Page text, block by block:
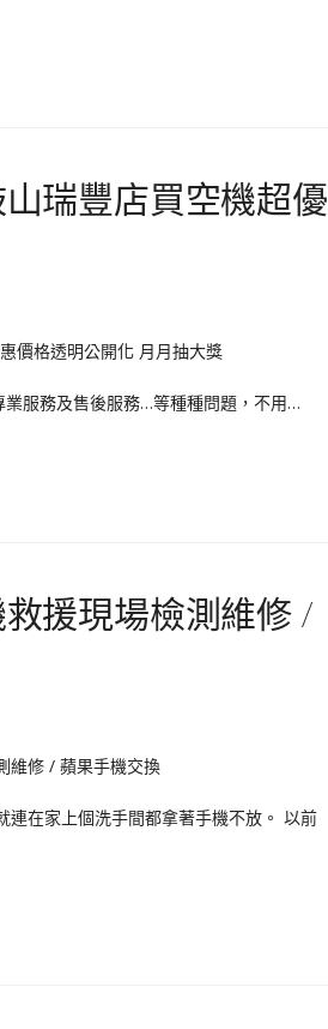
瑞豐店買空機超優
業服務及售後服務…等種種問題，不用…
援現場檢測維修 /
連在家上個洗手間都拿著手機不放。 以前